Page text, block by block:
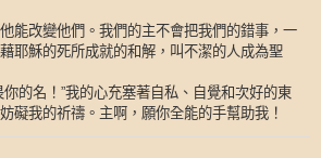
能改變他們。我們的主不會把我們的錯事，一
耶穌的死所成就的和解，叫不潔的人成為聖
的名！ ”我的心充塞著自私、自覺和次好的東
礙我的祈禱。主啊，願你全能的手幫助我！